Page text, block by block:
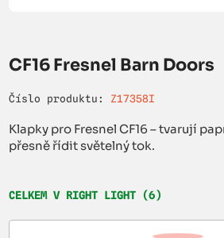
CF16 Fresnel Barn Doors
Číslo produktu: Z17358I
Klapky pro Fresnel CF16 – tvarují
přesně řídit světelný tok.
CELKEM V RIGHT LIGHT (6)